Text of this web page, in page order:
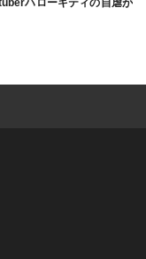
ハローキティの自虐が